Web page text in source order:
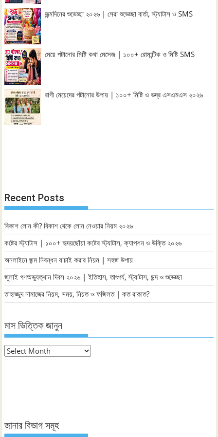
জন্মদিনের শুভেচ্ছা ২০২৬ | সেরা শুভেচ্ছা বার্তা, স্ট্যাটাস ও SMS
মেয়ে পটানোর মিষ্টি কথা মেসেজ | ১০০+ রোমান্টিক ও মিষ্টি SMS
রাগী মেয়েদের পটানোর উপায় | ১০০+ মিষ্টি ও ভদ্র এসএমএস ২০২৬
Recent Posts
বিকাশ লোন কী? বিকাশ থেকে লোন নেওয়ার নিয়ম ২০২৬
কষ্টের স্ট্যাটাস | ১০০+ হৃদয়ছোঁয়া কষ্টের স্ট্যাটাস, ক্যাপশন ও উক্তি ২০২৬
অনলাইনে জন্ম নিবন্ধন যাচাই করার নিয়ম | সহজ উপায়
জুলাই গণঅভ্যুত্থান দিবস ২০২৬ | ইতিহাস, তাৎপর্য, স্ট্যাটাস, ছন্দ ও শুভেচ্ছা
তাহাজ্জুদ নামাজের নিয়ম, সময়, নিয়ত ও ফজিলত | কত রাকাত?
মাস ভিত্তিক জানুন
মাস
জানার বিভাগ সমূহ